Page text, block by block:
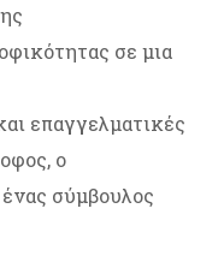
σε μια
επαγγελματικές
ο
σύμβουλος